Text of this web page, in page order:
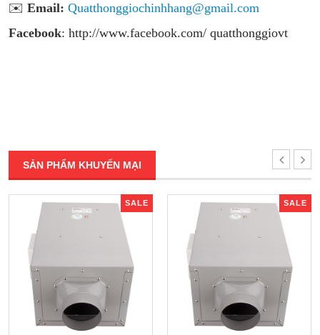
✉️ Email: Quatthonggiochinhhang@gmail.com
Facebook: http://www.facebook.com/ quatthonggiovt
SẢN PHẨM KHUYẾN MẠI
SALE SALE